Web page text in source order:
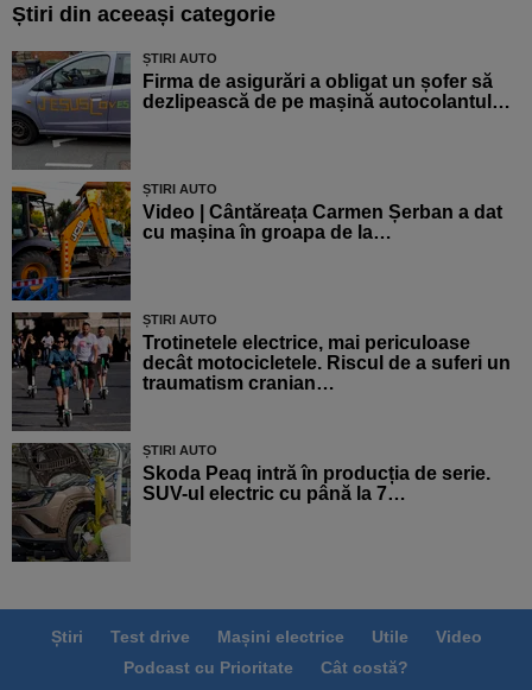
Știri din aceeași categorie
ȘTIRI AUTO
Firma de asigurări a obligat un șofer să
dezlipească de pe mașină autocolantul…
ȘTIRI AUTO
Video | Cântăreața Carmen Șerban a dat
cu mașina în groapa de la…
ȘTIRI AUTO
Trotinetele electrice, mai periculoase
decât motocicletele. Riscul de a suferi un
traumatism cranian…
ȘTIRI AUTO
Skoda Peaq intră în producția de serie.
SUV-ul electric cu până la 7…
Știri Test drive Mașini electrice Utile
Video
Podcast cu Prioritate
Cât costă?